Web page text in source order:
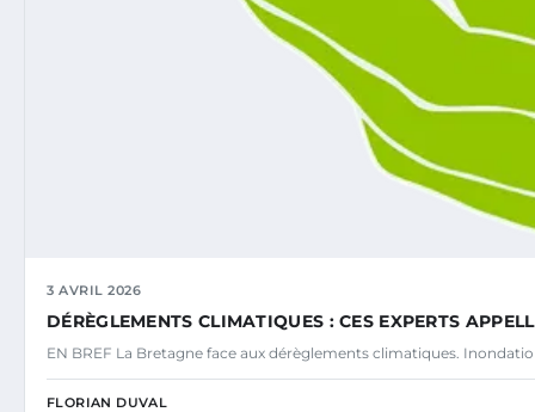
3 AVRIL 2026
DÉRÈGLEMENTS CLIMATIQUES : CES EXPERTS
EN BREF La Bretagne face aux dérèglements climatiques.
FLORIAN DUVAL